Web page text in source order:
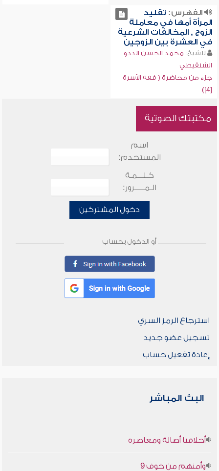
الفهرس: تقليد
المرأة أمها في معاملة
الزوج , المخالفات الشرعية
في العشرة بين الزوجين
للشيخ: محمد الحسن الددو
الشنقيطي
جزء من محاضرة ( فقه الأسرة
[4])
مكتبتك الصوتية
اسم
المستخدم:
كـلـــمـة
الـمـــــرور:
دخول المشتركين
أو الدخول بحساب
استرجاع الرمز السري
تسجيل عضو جديد
إعادة تفعيل حساب
البث المباشر
أخلاقنا أصالة ومعاصرة
وأمنهم من خوف 9